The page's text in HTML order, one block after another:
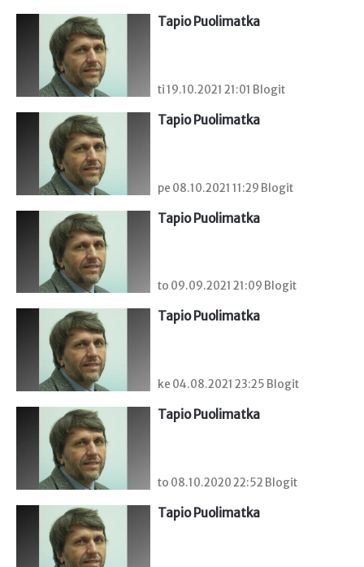
Tapio Puolimatka
ti 19.10.2021 21:01 Blogit
Tapio Puolimatka
pe 08.10.2021 11:29 Blogit
Tapio Puolimatka
to 09.09.2021 21:09 Blogit
Tapio Puolimatka
ke 04.08.2021 23:25 Blogit
Tapio Puolimatka
to 08.10.2020 22:52 Blogit
Tapio Puolimatka